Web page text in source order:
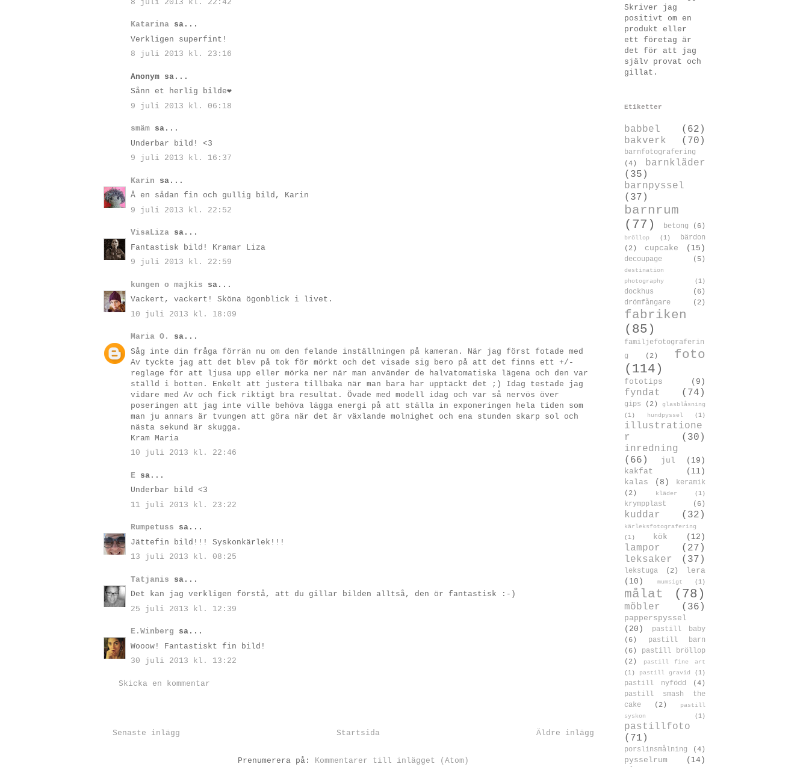
8 juli 2013 kl. 22:42
Katarina sa...
Verkligen superfint!
8 juli 2013 kl. 23:16
Anonym sa...
Sånn et herlig bilde❤
9 juli 2013 kl. 06:18
smäm sa...
Underbar bild! <3
9 juli 2013 kl. 16:37
Karin sa...
Å en sådan fin och gullig bild, Karin
9 juli 2013 kl. 22:52
VisaLiza sa...
Fantastisk bild! Kramar Liza
9 juli 2013 kl. 22:59
kungen o majkis sa...
Vackert, vackert! Sköna ögonblick i livet.
10 juli 2013 kl. 18:09
Maria O.
sa...
Såg inte din fråga förrän nu om den felande inställningen på kameran. När jag först fotade med
Av tyckte jag att det blev på tok för mörkt och det visade sig bero på att det finns ett +/-
reglage för att ljusa upp eller mörka ner när man använder de halvatomatiska lägena och den var
ställd i botten. Enkelt att justera tillbaka när man bara har upptäckt det ;) Idag testade jag
vidare med Av och fick riktigt bra resultat. Övade med modell idag och var så nervös över
poseringen att jag inte ville behöva lägga energi på att ställa in exponeringen hela tiden som
man ju annars är tvungen att göra när det är växlande molnighet och ena stunden skarp sol och
nästa sekund är skugga.
Kram Maria
10 juli 2013 kl. 22:46
E sa...
Underbar bild <3
11 juli 2013 kl. 23:22
Rumpetuss sa...
Jättefin bild!!! Syskonkärlek!!!
13 juli 2013 kl. 08:25
Tatjanis sa...
Det kan jag verkligen förstå, att du gillar bilden alltså, den ör fantastisk :-)
25 juli 2013 kl. 12:39
E.Winberg sa...
Wooow! Fantastiskt fin bild!
30 juli 2013 kl. 13:22
Skicka en kommentar
Senaste inlägg Äldre inlägg
Startsida
Prenumerera på: Kommentarer till inlägget (Atom)
Skriver jag
positivt om en
produkt eller
ett företag är
det för att jag
själv provat och
gillat.
Etiketter
babbel
(62)
bakverk
(70)
barnfotografering
(4)
barnkläder
(35)
barnpyssel
(37)
barnrum
(77)
betong (6)
bröllop (1)
bärdon
(2)
cupcake (15)
decoupage (5)
destination
photography
(1)
dockhus
(6)
drömfångare
(2)
fabriken
(85)
familjefotograferin
g
(2)
foto
(114)
fototips (9)
fyndat (74)
gips (2)
glasblåsning
(1)
hundpyssel (1)
illustratione
r
(30)
inredning
(66)
jul
(19)
kakfat
(11)
kalas
(8)
keramik
(2)
kläder (1)
krympplast (6)
kuddar (32)
kärleksfotografering
(1)
kök (12)
lampor
(27)
leksaker
(37)
lekstuga (2)
lera
(10)
mumsigt (1)
målat (78)
möbler (36)
papperspyssel
(20)
pastill baby
(6)
pastill barn
(6)
pastill bröllop
(2)
pastill fine art
(1)
pastill gravid (1)
pastill nyfödd
(4)
pastill smash the
cake
(2)
pastill
syskon
(1)
pastillfoto
(71)
porslinsmålning (4)
pysselrum
(14)